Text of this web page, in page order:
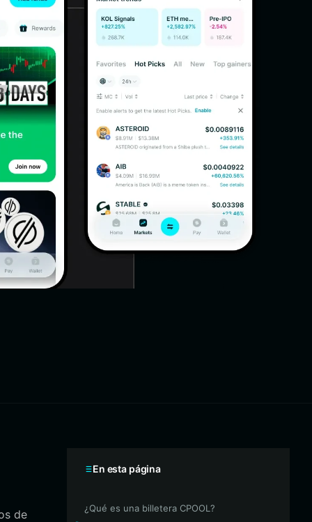
de
En esta página
¿Qué es una billetera CPOOL?